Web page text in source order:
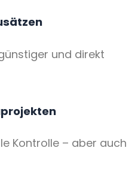
und direkt
Kontrolle – aber auch